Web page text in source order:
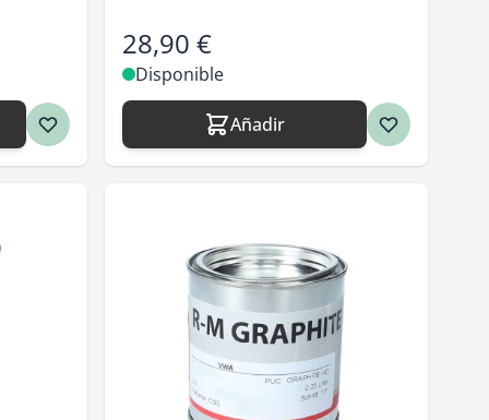
28,90 €
Disponible
Añadir